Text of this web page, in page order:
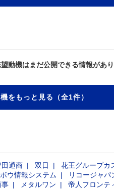
動機はまだ公開できる情報があり
をもっと見る（全1件）
田通商 双日 花王グループカ
ウ情報システム リコージャパ
事 メタルワン 帝人フロンテ